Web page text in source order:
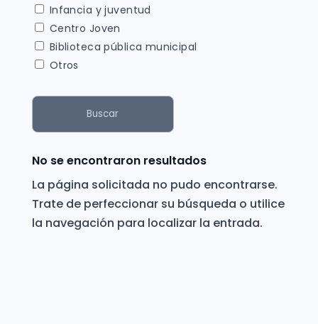
Infancia y juventud
Centro Joven
Biblioteca pública municipal
Otros
Buscar
No se encontraron resultados
La página solicitada no pudo encontrarse.
Trate de perfeccionar su búsqueda o utilice
la navegación para localizar la entrada.